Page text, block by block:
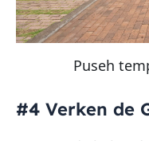
Puseh
#4 Verken de